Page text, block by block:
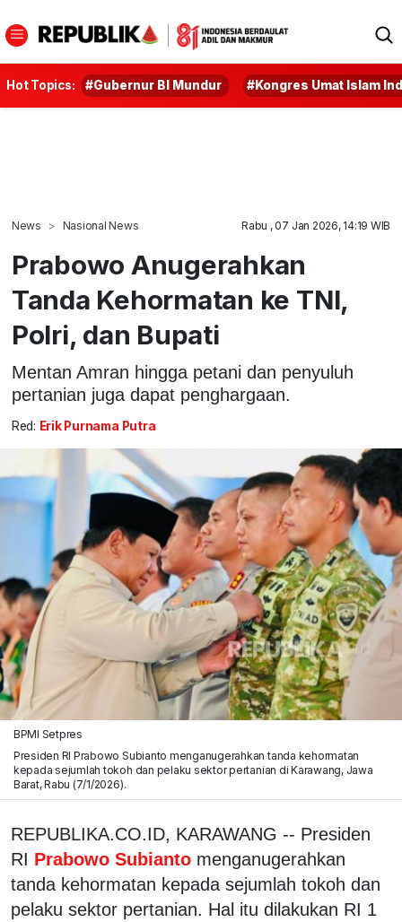
Hot Topics: #Gubernur BI Mundur #Kongres Umat Islam
News Nasional News Rabu , 07 Jan 2026, 14:19 WIB
Prabowo Anugerahkan
Tanda Kehormatan ke TNI,
Polri, dan Bupati
Mentan Amran hingga petani dan penyuluh
pertanian juga dapat penghargaan.
Red: Erik Purnama Putra
BPMI Setpres
Presiden RI Prabowo Subianto menganugerahkan tanda kehormatan
kepada sejumlah tokoh dan pelaku sektor pertanian di Karawang, Jawa
Barat, Rabu (7/1/2026).
REPUBLIKA.CO.ID, KARAWANG -- Presiden
RI Prabowo Subianto menganugerahkan
tanda kehormatan kepada sejumlah tokoh dan
pelaku sektor pertanian. Hal itu dilakukan RI 1